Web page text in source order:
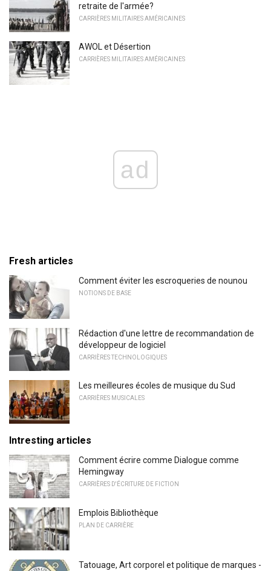
retraite de l'armée?
CARRIÈRES MILITAIRES AMÉRICAINES
AWOL et Désertion
CARRIÈRES MILITAIRES AMÉRICAINES
ad
Fresh articles
Comment éviter les escroqueries de nounou
NOTIONS DE BASE
Rédaction d'une lettre de recommandation de
développeur de logiciel
CARRIÈRES TECHNOLOGIQUES
Les meilleures écoles de musique du Sud
CARRIÈRES MUSICALES
Intresting articles
Comment écrire comme Dialogue comme
Hemingway
CARRIÈRES D'ÉCRITURE DE FICTION
Emplois Bibliothèque
PLAN DE CARRIÈRE
Tatouage, Art corporel et politique de marques -